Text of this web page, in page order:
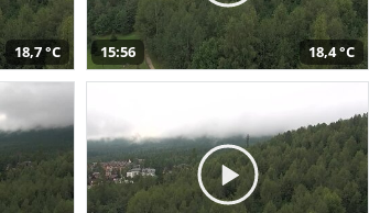
18,7 °C 15:56 18,4 °C